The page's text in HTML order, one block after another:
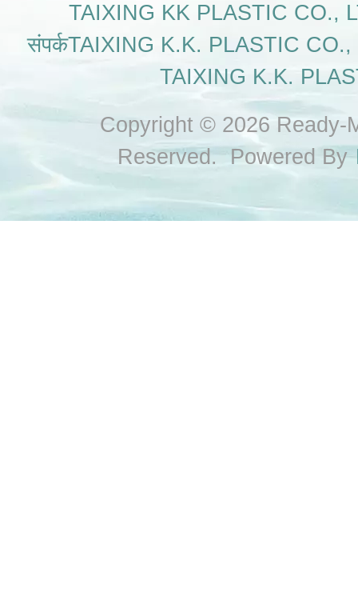
TAIXING KK PLASTIC CO.,
संपर्कTAIXING K.K. PLASTIC CO.,
TAIXING K.K.
Copyright © 2026 Ready-
Reserved. Powered By